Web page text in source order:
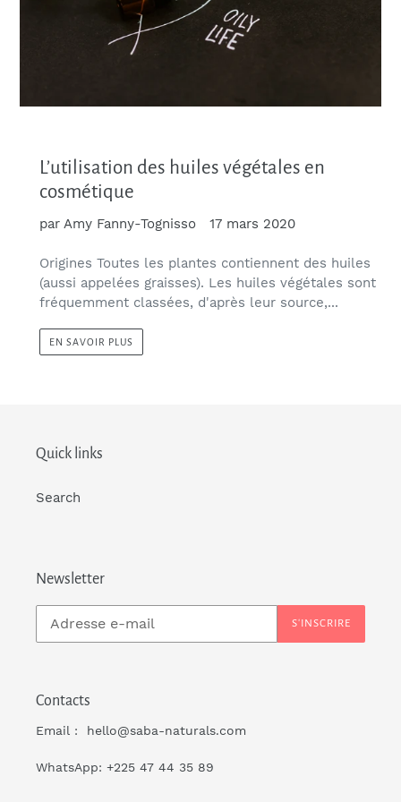
L’utilisation des huiles végétales en
cosmétique
par Amy Fanny-Tognisso 17 mars 2020
Origines Toutes les plantes contiennent des huiles
(aussi appelées graisses). Les huiles végétales sont
fréquemment classées, d'après leur source,...
EN SAVOIR PLUS
Quick links
Search
Newsletter
S'INSCRIRE
Contacts
Email : hello@saba-naturals.com
WhatsApp: +225 47 44 35 89